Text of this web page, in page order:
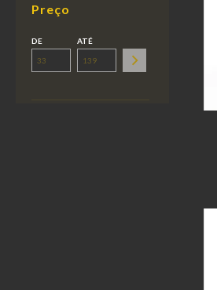
Preço
DE ATÉ